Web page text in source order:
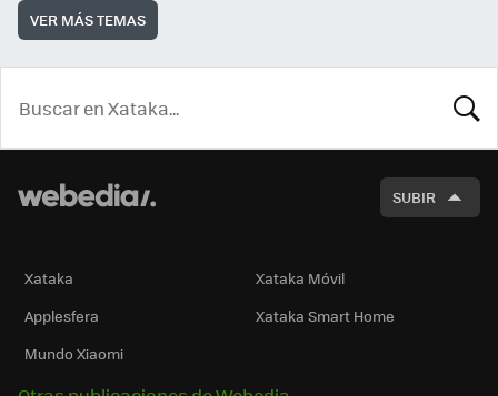
VER MÁS TEMAS
SUBIR
Xataka
Xataka Móvil
Applesfera
Xataka Smart Home
Mundo Xiaomi